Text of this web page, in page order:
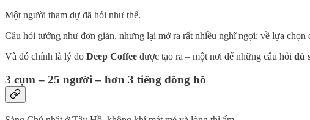
Một người tham dự đã hỏi như thế.
Câu hỏi tưởng như đơn giản, nhưng lại mở ra rất nhiều nghĩ ngợi: về lựa
Và đó chính là lý do Deep Coffee được tạo ra – một nơi để những câu hỏi đủ
3 cụm – 25 người – hơn 3 tiếng đồng hồ